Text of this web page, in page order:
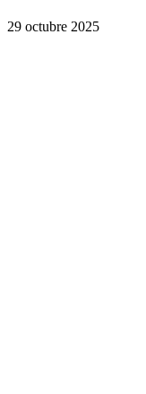
29 octubre 2025